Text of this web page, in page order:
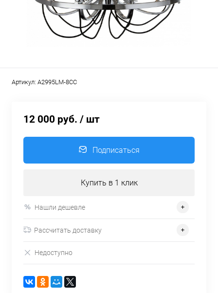
Артикул: A2995LM-8CC
12 000 руб. / шт
Подписаться
Купить в 1 клик
Нашли дешевле
Рассчитать доставку
Недоступно